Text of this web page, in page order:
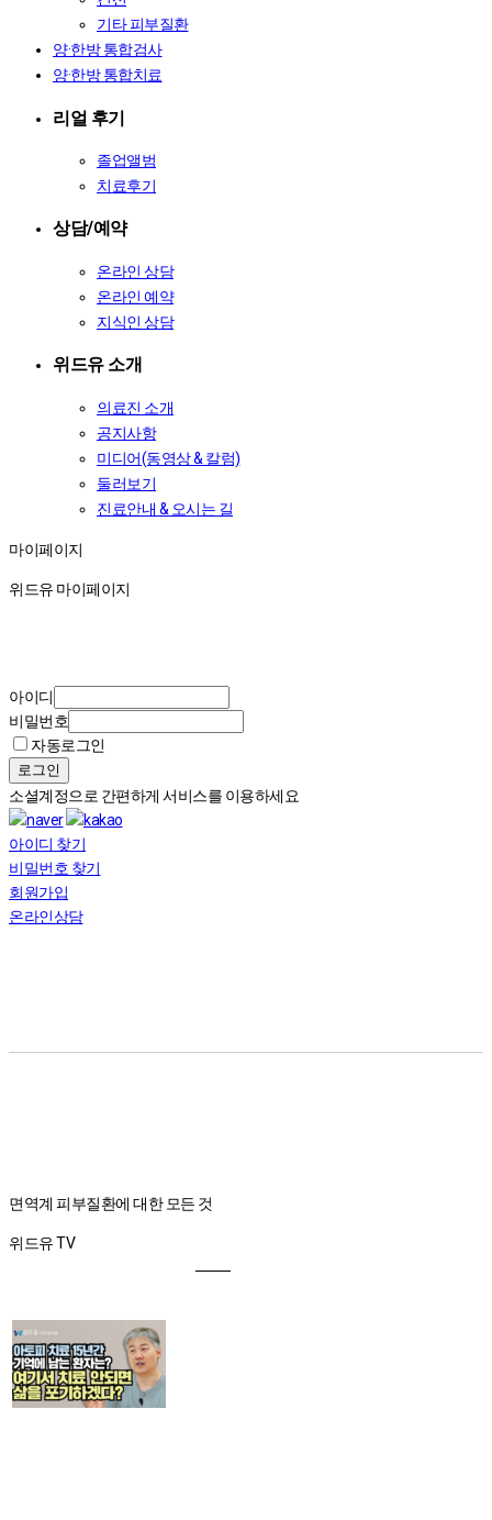
기타 피부질환
양·한방 통합검사
양·한방 통합치료
리얼 후기
졸업앨범
치료후기
상담/예약
온라인 상담
온라인 예약
지식인 상담
위드유 소개
의료진 소개
공지사항
미디어(동영상 & 칼럼)
둘러보기
진료안내 & 오시는 길
마이페이지
마이페이지
위드유 마이페이지
아이디
비밀번호
자동로그인
로그인
소셜계정으로 간편하게 서비스를 이용하세요
아이디 찾기
비밀번호 찾기
회원가입
온라인상담
면역계 피부질환에 대한 모든 것
위드유 TV